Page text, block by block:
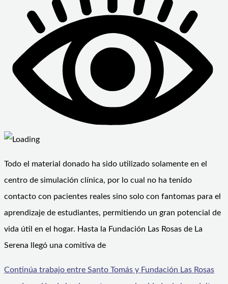
Todo el material donado ha sido utilizado solamente en el
centro de simulación clínica, por lo cual no ha tenido
contacto con pacientes reales sino solo con fantomas para el
aprendizaje de estudiantes, permitiendo un gran potencial de
vida útil en el hogar. Hasta la Fundación Las Rosas de La
Serena llegó una comitiva de
Continúa trabajo entre Santo Tomás y Fundación Las Rosas